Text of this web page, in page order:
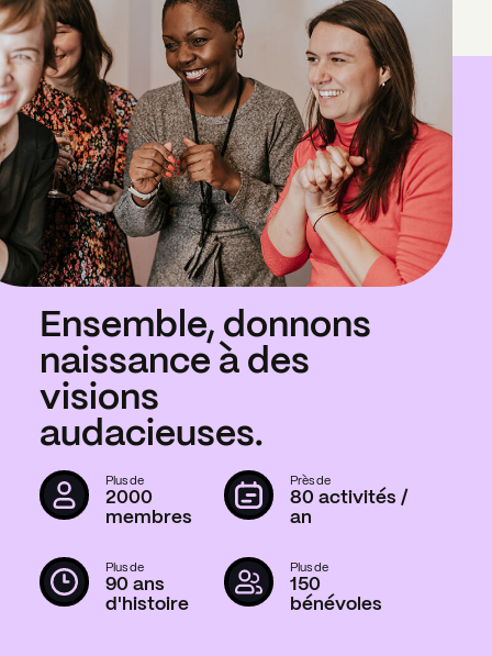
Ensemble, donnons
naissance à des
visions
audacieuses.
Plus de
2000
membres
Près de
80 activités /
an
Plus de
90 ans
d'histoire
Plus de
150
bénévoles